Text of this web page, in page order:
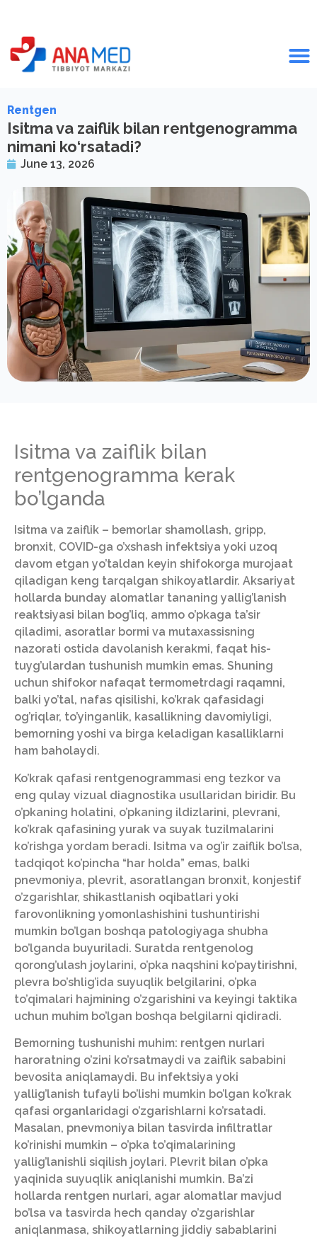
Rentgen
Isitma va zaiflik bilan rentgenogramma
nimani ko‘rsatadi?
June 13, 2026
Isitma va zaiflik bilan
rentgenogramma kerak
bo’lganda
Isitma va zaiflik – bemorlar shamollash, gripp,
bronxit, COVID-ga o’xshash infektsiya yoki uzoq
davom etgan yo’taldan keyin shifokorga murojaat
qiladigan keng tarqalgan shikoyatlardir. Aksariyat
hollarda bunday alomatlar tananing yallig’lanish
reaktsiyasi bilan bog’liq, ammo o’pkaga ta’sir
qiladimi, asoratlar bormi va mutaxassisning
nazorati ostida davolanish kerakmi, faqat his-
tuyg’ulardan tushunish mumkin emas. Shuning
uchun shifokor nafaqat termometrdagi raqamni,
balki yo’tal, nafas qisilishi, ko’krak qafasidagi
og’riqlar, to’yinganlik, kasallikning davomiyligi,
bemorning yoshi va birga keladigan kasalliklarni
ham baholaydi.
Ko’krak qafasi rentgenogrammasi eng tezkor va
eng qulay vizual diagnostika usullaridan biridir. Bu
o’pkaning holatini, o’pkaning ildizlarini, plevrani,
ko’krak qafasining yurak va suyak tuzilmalarini
ko’rishga yordam beradi. Isitma va og’ir zaiflik bo’lsa,
tadqiqot ko’pincha “har holda” emas, balki
pnevmoniya, plevrit, asoratlangan bronxit, konjestif
o’zgarishlar, shikastlanish oqibatlari yoki
farovonlikning yomonlashishini tushuntirishi
mumkin bo’lgan boshqa patologiyaga shubha
bo’lganda buyuriladi. Suratda rentgenolog
qorong’ulash joylarini, o’pka naqshini ko’paytirishni,
plevra bo’shlig’ida suyuqlik belgilarini, o’pka
to’qimalari hajmining o’zgarishini va keyingi taktika
uchun muhim bo’lgan boshqa belgilarni qidiradi.
Bemorning tushunishi muhim: rentgen nurlari
haroratning o’zini ko’rsatmaydi va zaiflik sababini
bevosita aniqlamaydi. Bu infektsiya yoki
yallig’lanish tufayli bo’lishi mumkin bo’lgan ko’krak
qafasi organlaridagi o’zgarishlarni ko’rsatadi.
Masalan, pnevmoniya bilan tasvirda infiltratlar
ko’rinishi mumkin – o’pka to’qimalarining
yallig’lanishli siqilish joylari. Plevrit bilan o’pka
yaqinida suyuqlik aniqlanishi mumkin. Ba’zi
hollarda rentgen nurlari, agar alomatlar mavjud
bo’lsa va tasvirda hech qanday o’zgarishlar
aniqlanmasa, shikoyatlarning jiddiy sabablarini